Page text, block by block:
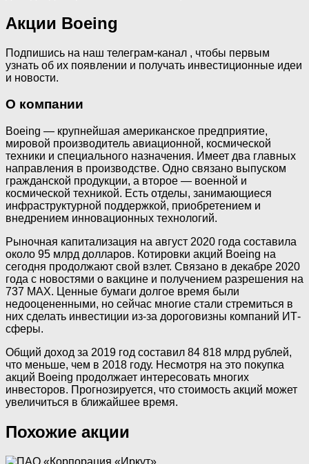
Акции Boeing
Подпишись на наш телеграм-канал , чтобы первым
узнать об их появлении и получать инвестиционные идеи
и новости.
О компании
Boeing — крупнейшая американское предприятие,
мировой производитель авиационной, космической
техники и специального назначения. Имеет два главных
направления в производстве. Одно связано выпуском
гражданской продукции, а второе — военной и
космической техникой. Есть отделы, занимающиеся
инфраструктурной поддержкой, приобретением и
внедрением инновационных технологий.
Рыночная капитализация на август 2020 года составила
около 95 млрд долларов. Котировки акций Boeing на
сегодня продолжают свой взлет. Связано в декабре 2020
года с новостями о вакцине и получением разрешения на
737 MAX. Ценные бумаги долгое время были
недооцененными, но сейчас многие стали стремиться в
них сделать инвестиции из-за дороговизны компаний ИТ-
сферы.
Общий доход за 2019 год составил 84 818 млрд рублей,
что меньше, чем в 2018 году. Несмотря на это покупка
акций Boeing продолжает интересовать многих
инвесторов. Прогнозируется, что стоимость акций может
увеличиться в ближайшее время.
Похожие акции